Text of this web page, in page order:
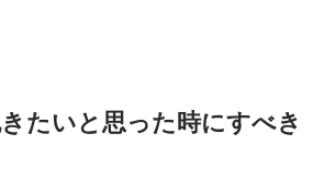
たいと思った時にすべき